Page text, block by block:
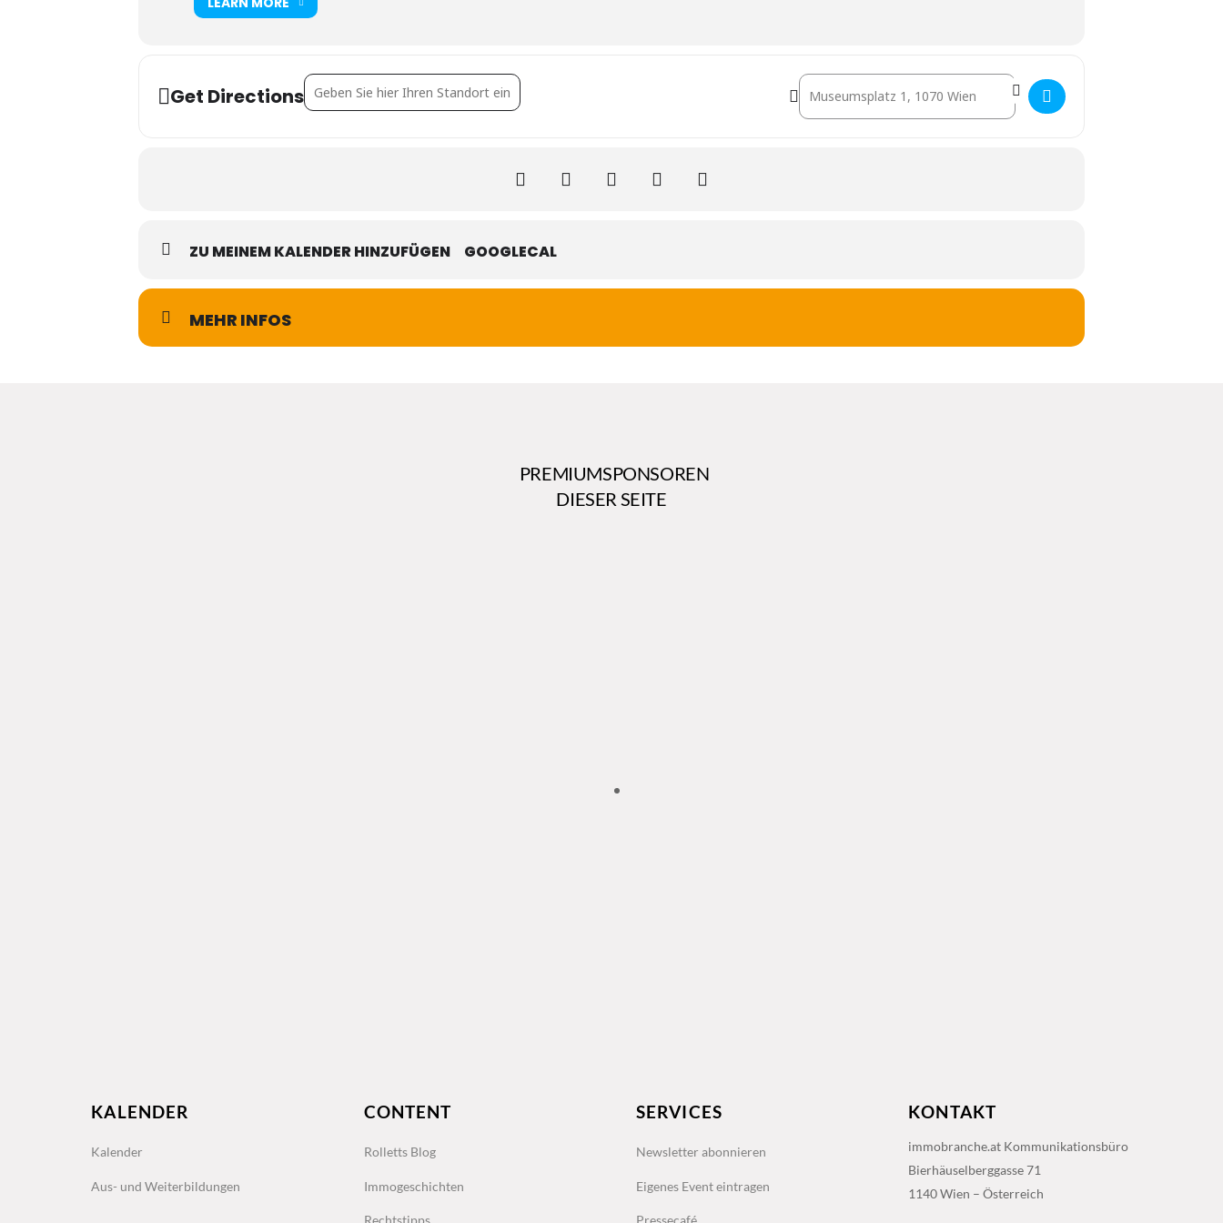
Get DirectionsAddress - Studio Visits [] Destination Address - Studio Visits []
ZU MEINEM KALENDER HINZUFÜGEN GOOGLECAL
MEHR INFOS
PREMIUMSPONSOREN
DIESER SEITE
KALENDER
Kalender
Aus- und Weiterbildungen
CONTENT
Rolletts Blog
Immogeschichten
SERVICES
Newsletter abonnieren
Eigenes Event eintragen
KONTAKT
immobranche.at Kommunikationsbüro
Bierhäuselberggasse 71
1140 Wien – Österreich